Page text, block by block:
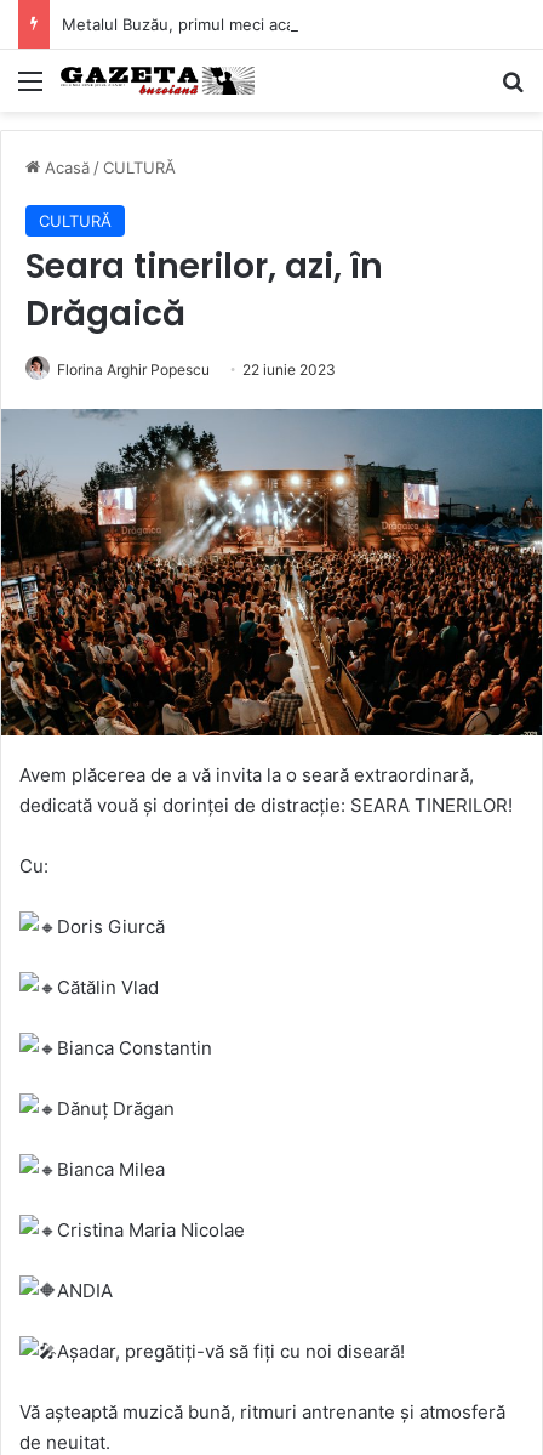
Mediu
Acasă /CULTURĂ
CULTURĂ
Seara tinerilor, azi, în
Drăgaică
Florina Arghir Popescu 22 iunie 2023
Avem plăcerea de a vă invita la o seară extraordinară,
dedicată vouă și dorinței de distracție: SEARA TINERILOR!
Cu:
Doris Giurcă
Cătălin Vlad
Bianca Constantin
Dănuț Drăgan
Bianca Milea
Cristina Maria Nicolae
ANDIA
Așadar, pregătiți-vă să fiți cu noi diseară!
Vă așteaptă muzică bună, ritmuri antrenante și atmosferă
de neuitat.